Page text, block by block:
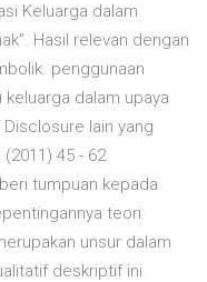
Keluarga dalam
Hasil relevan dengan
penggunaan
dalam upaya
lain yang
45 - 62
tumpuan kepada
teori
unsur dalam
deskriptif ini